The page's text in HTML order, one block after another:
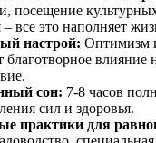
посещение
– все это наполняет
настрой: Оптимизм
благотворное влияние
сон: 7-8 часов
сил и здоровья.
практики для